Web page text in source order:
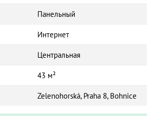
Панельный
Интернет
Центральная
43 м²
Zelenohorská, Praha 8, Bohnice